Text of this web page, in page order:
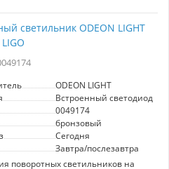
светильник ODEON LIGHT
ODEON LIGHT
Встроенный светодиод
0049174
бронзовый
Сегодня
Завтра/послезавтра
поворотных светильников на